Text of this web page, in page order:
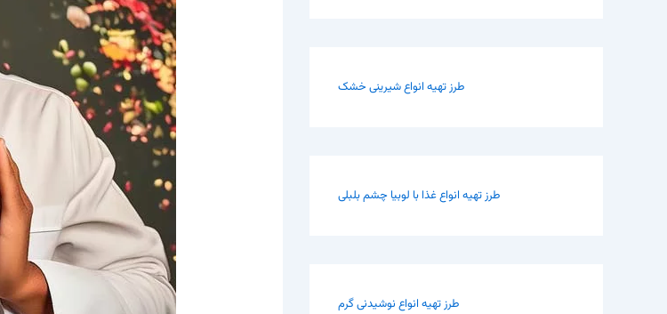
طرز تهیه انواع شیرینی خشک
طرز تهیه انواع غذا با لوبیا چشم بلبلی
طرز تهیه انواع نوشیدنی گرم